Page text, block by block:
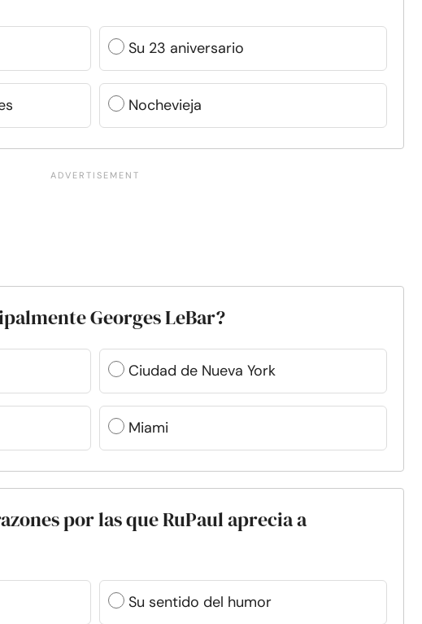
Su 23 aniversario
Nochevieja
Georges LeBar?
Ciudad de Nueva York
Miami
por las que RuPaul aprecia a
Su sentido del humor